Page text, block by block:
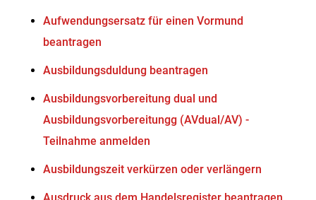
Aufwendungsersatz für einen Vormund
beantragen
Ausbildungsduldung beantragen
Ausbildungsvorbereitung dual und
Ausbildungsvorbereitungg (AVdual/AV) -
Teilnahme anmelden
Ausbildungszeit verkürzen oder verlängern